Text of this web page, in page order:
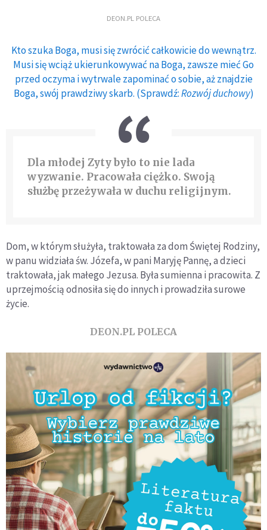
DEON.PL POLECA
Kto szuka Boga, musi się zwrócić całkowicie do wewnątrz.
Musi się wciąż ukierunkowywać na Boga, zawsze mieć Go
przed oczyma i wytrwale zapominać o sobie, aż znajdzie
Boga, swój prawdziwy skarb. (Sprawdź:Rozwój duchowy)
Dla młodej Zyty było to nie lada
wyzwanie. Pracowała ciężko. Swoją
służbę przeżywała w duchu religijnym.
Dom, w którym służyła, traktowała za dom Świętej Rodziny,
w panu widziała św. Józefa, w pani Maryję Pannę, a dzieci
traktowała, jak małego Jezusa. Była sumienna i pracowita. Z
uprzejmością odnosiła się do innych i prowadziła surowe
życie.
DEON.PL POLECA